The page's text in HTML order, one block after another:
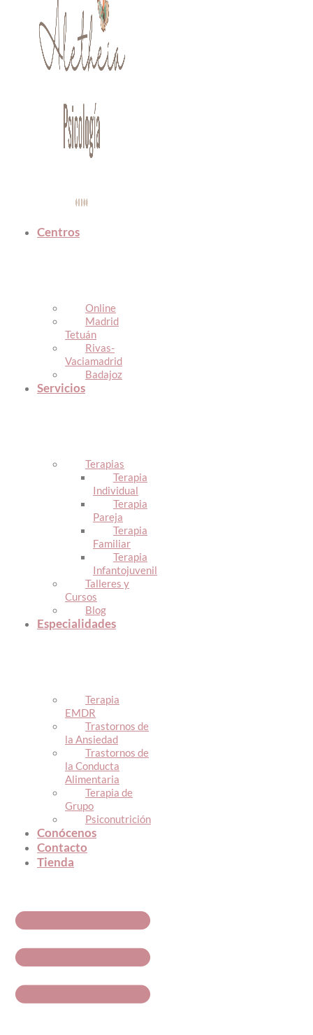
Centros
Online
Madrid
Tetuán
Rivas-
Vaciamadrid
Badajoz
Servicios
Terapias
Terapia
Individual
Terapia
Pareja
Terapia
Familiar
Terapia
Infantojuvenil
Talleres y
Cursos
Blog
Especialidades
Terapia
EMDR
Trastornos de
la Ansiedad
Trastornos de
la Conducta
Alimentaria
Terapia de
Grupo
Psiconutrición
Conócenos
Contacto
Tienda